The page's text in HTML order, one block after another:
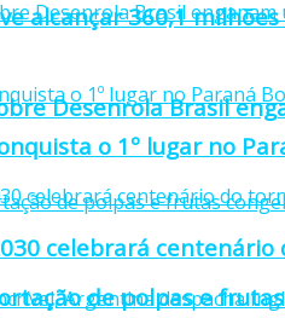
Desenrola Brasil
de polpas e
alcançar 360,1
o 1º lugar no
celebrará